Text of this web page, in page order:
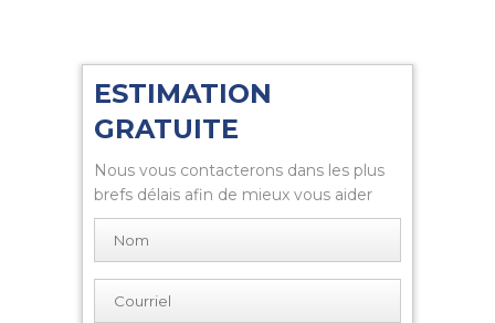
ESTIMATION
GRATUITE
Nous vous contacterons dans les plus
brefs délais afin de mieux vous aider